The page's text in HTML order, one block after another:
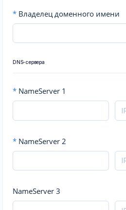
* Владелец доменного имени
DNS-сервера
* NameServer 1
* NameServer 2
NameServer 3